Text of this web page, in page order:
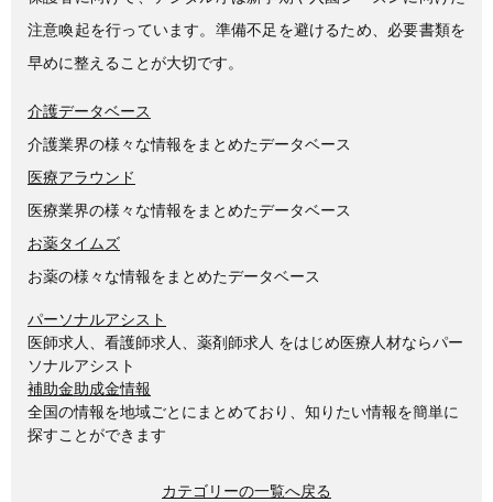
注意喚起を行っています。準備不足を避けるため、必要書類を
早めに整えることが大切です。
介護データベース
介護業界の様々な情報をまとめたデータベース
医療アラウンド
医療業界の様々な情報をまとめたデータベース
お薬タイムズ
お薬の様々な情報をまとめたデータベース
パーソナルアシスト
医師求人、看護師求人、薬剤師求人 をはじめ医療人材ならパー
ソナルアシスト
補助金助成金情報
全国の情報を地域ごとにまとめており、知りたい情報を簡単に
探すことができます
カテゴリーの一覧へ戻る